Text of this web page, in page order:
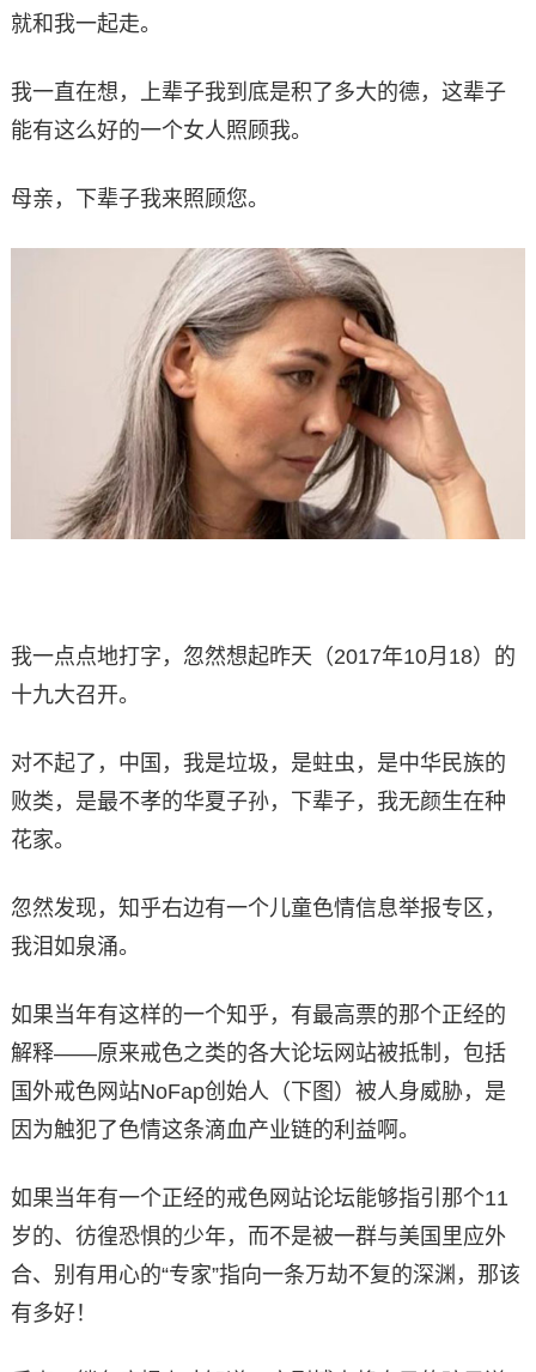
就和我一起走。
我一直在想，上辈子我到底是积了多大的德，这辈子
能有这么好的一个女人照顾我。
母亲，下辈子我来照顾您。
我一点点地打字，忽然想起昨天（2017年10月18）的
十九大召开。
对不起了，中国，我是垃圾，是蛀虫，是中华民族的
败类，是最不孝的华夏子孙，下辈子，我无颜生在种
花家。
忽然发现，知乎右边有一个儿童色情信息举报专区，
我泪如泉涌。
如果当年有这样的一个知乎，有最高票的那个正经的
解释——原来戒色之类的各大论坛网站被抵制，包括
国外戒色网站NoFap创始人（下图）被人身威胁，是
因为触犯了色情这条滴血产业链的利益啊。
如果当年有一个正经的戒色网站论坛能够指引那个11
岁的、彷徨恐惧的少年，而不是被一群与美国里应外
合、别有用心的“专家”指向一条万劫不复的深渊，那该
有多好！